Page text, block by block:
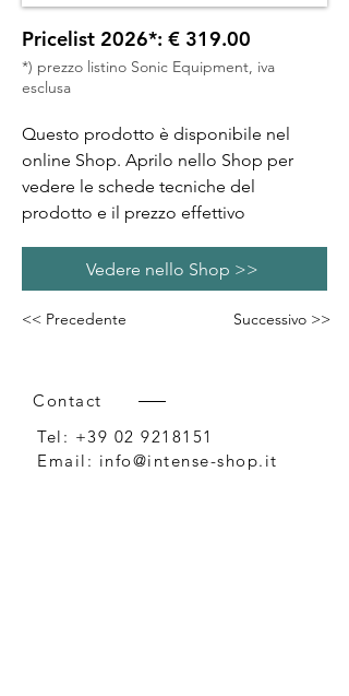
Pricelist 2026*: € 319.00
*) prezzo listino Sonic Equipment, iva
esclusa
Questo prodotto è disponibile nel
online Shop. Aprilo nello Shop per
vedere le schede tecniche del
prodotto e il prezzo effettivo
Vedere nello Shop >>
<< Precedente Successivo >>
Contact
Tel: +39 02 9218151
Email: info@intense-shop.it